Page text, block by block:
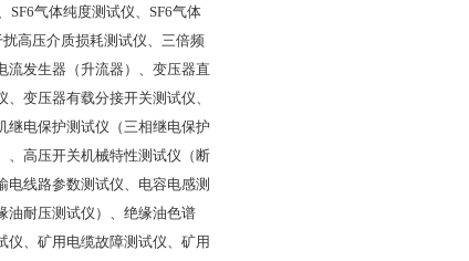
气体纯度测试仪、SF6气体
高压介质损耗测试仪、三倍频
流发生器（升流器）、变压器直
变压器有载分接开关测试仪、
继电保护测试仪（三相继电保护
、高压开关机械特性测试仪（断
线路参数测试仪、电容电感测
油耐压测试仪）、绝缘油色谱
仪、矿用电缆故障测试仪、矿用